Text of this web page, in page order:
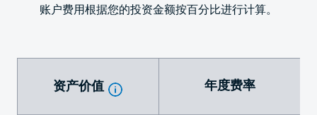
账户费用根据您的投资金额按百分比进行计算。
资产价值 年度费率